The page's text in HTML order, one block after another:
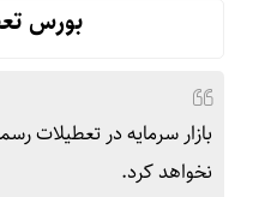
بورس
بازار سرمایه در تعطیلات
نخواهد کرد.